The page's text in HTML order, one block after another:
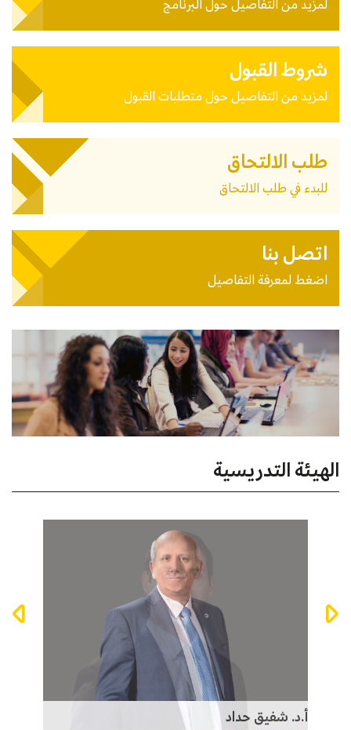
لمزيد من التفاصيل حول البرنامج
شروط القبول
لمزيد من التفاصيل حول متطلبات القبول
طلب الالتحاق
للبدء في طلب الالتحاق
اتصل بنا
اضغط لمعرفة التفاصيل
الهيئة التدريسية
أ.د. شفيق حداد